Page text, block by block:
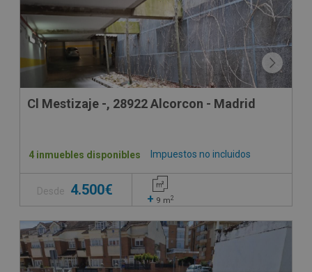
Cl Mestizaje -, 28922 Alcorcon - Madrid
Impuestos no incluidos
4 inmuebles disponibles
Desde 4.500€
+ 9 m2
CONDICIONES ESPECIALES